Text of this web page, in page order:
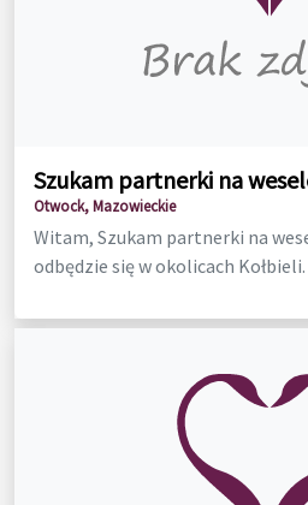
Szukam partnerki na
Otwock, Mazowieckie
Witam, Szukam partnerki na
odbędzie się w okolicach Kołbieli.